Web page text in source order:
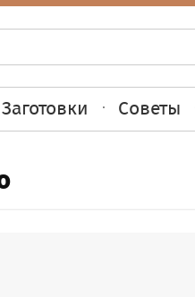
Заготовки Советы